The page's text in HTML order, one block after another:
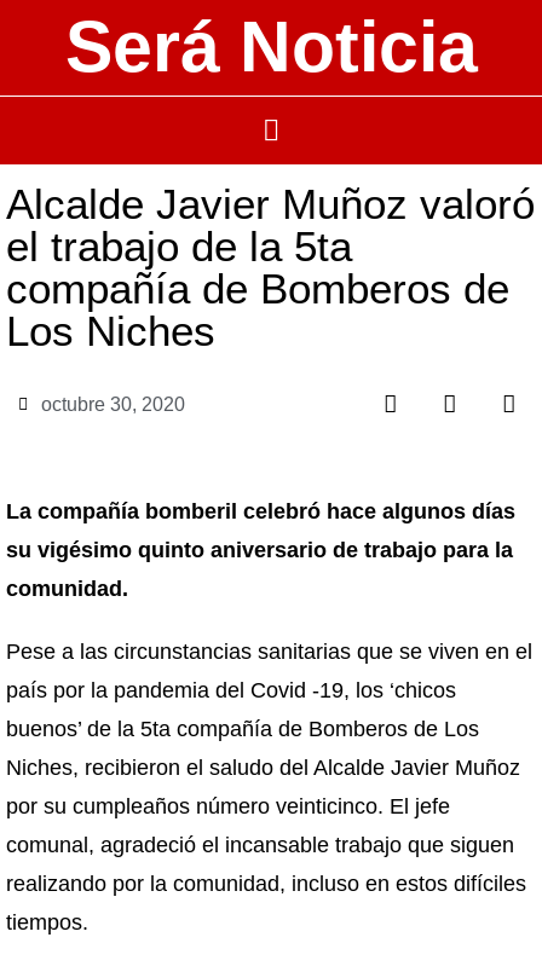
Será Noticia
Alcalde Javier Muñoz valoró
el trabajo de la 5ta
compañía de Bomberos de
Los Niches
octubre 30, 2020
La compañía bomberil celebró hace algunos días
su vigésimo quinto aniversario de trabajo para la
comunidad.
Pese a las circunstancias sanitarias que se viven en el
país por la pandemia del Covid -19, los ‘chicos
buenos’ de la 5ta compañía de Bomberos de Los
Niches, recibieron el saludo del Alcalde Javier Muñoz
por su cumpleaños número veinticinco. El jefe
comunal, agradeció el incansable trabajo que siguen
realizando por la comunidad, incluso en estos difíciles
tiempos.